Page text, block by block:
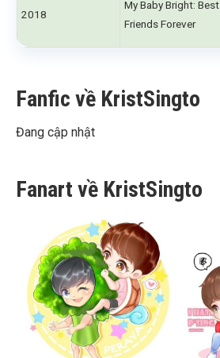
2018
My Baby Bright: Best
Friends Forever
Fanfic về KristSingto
Đang cập nhật
Fanart về KristSingto